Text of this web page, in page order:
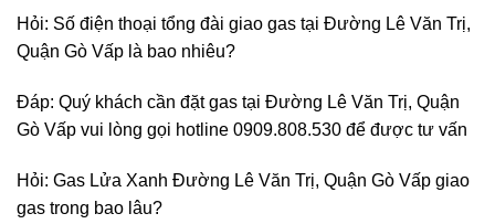
Hỏi: Số điện thoại tổng đài giao gas tại Đường Lê Văn Trị,
Quận Gò Vấp là bao nhiêu?
Đáp: Quý khách cần đặt gas tại Đường Lê Văn Trị, Quận
Gò Vấp vui lòng gọi hotline 0909.808.530 để được tư vấn
Hỏi: Gas Lửa Xanh Đường Lê Văn Trị, Quận Gò Vấp giao
gas trong bao lâu?